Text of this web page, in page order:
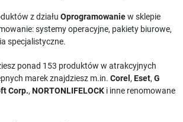
z działu Oprogramowaniew sklepie
systemy operacyjne, pakiety biurowe,
specjalistyczne.
ponad 153 produktów w atrakcyjnych
marek znajdziesz m.in. Corel , Eset, G
Corp., NORTONLIFELOCK i inne renomowane